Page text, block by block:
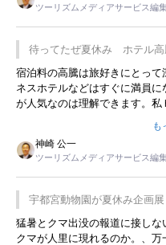
ツーリズムメディアサービス編
待ってたぜ夏休み ホテル高
宿泊料の高騰は旅好きにとっ
ネスホテルなどはすぐに満員
が人気なのは理解できます。
をした時は、移動はグレイハ
用してホテル代を浮かせてい
す。若い人が夜行バスで京都
が残らないのかなと思ってしま
も
神崎 公一
ツーリズムメディアサービス編
宇都宮動物園が夏休み企画
開催
猛暑とクマ出没の報道に接しな
クマが人里に現れるのか。、